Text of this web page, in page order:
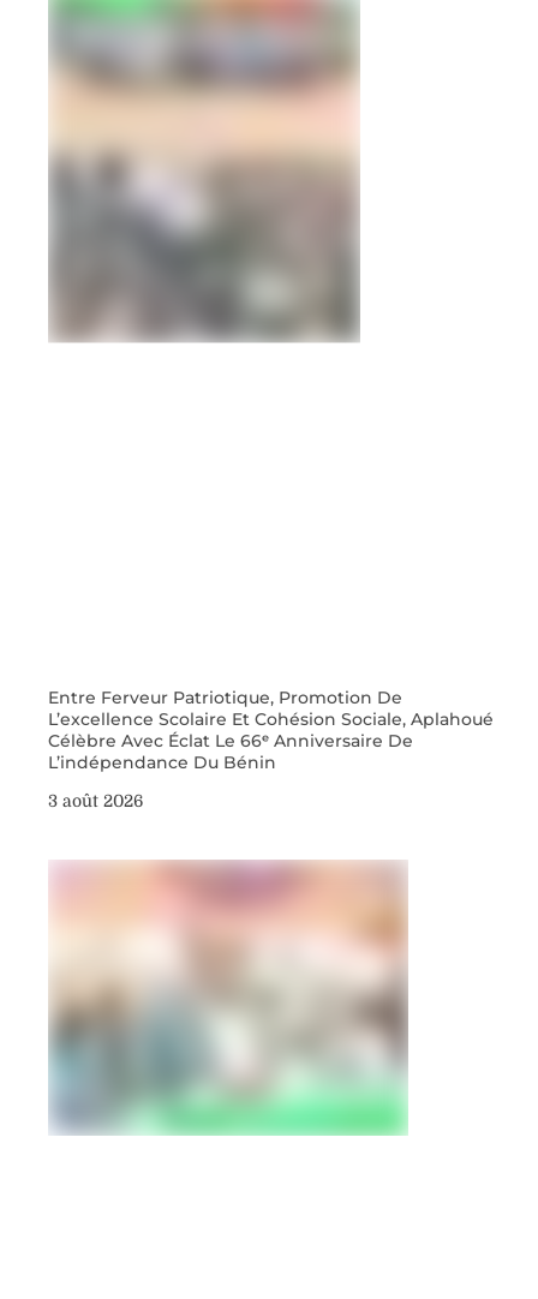
Entre Ferveur Patriotique, Promotion De
L’excellence Scolaire Et Cohésion Sociale, Aplahoué
Célèbre Avec Éclat Le 66ᵉ Anniversaire De
L’indépendance Du Bénin
3 août 2026